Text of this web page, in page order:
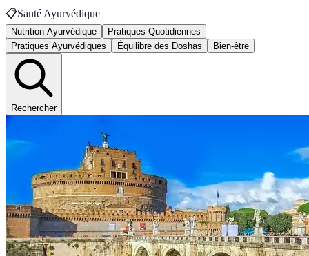
📋Santé Ayurvédique
Nutrition Ayurvédique
Pratiques Quotidiennes
Pratiques Ayurvédiques
Équilibre des Doshas Bien-être
Rechercher